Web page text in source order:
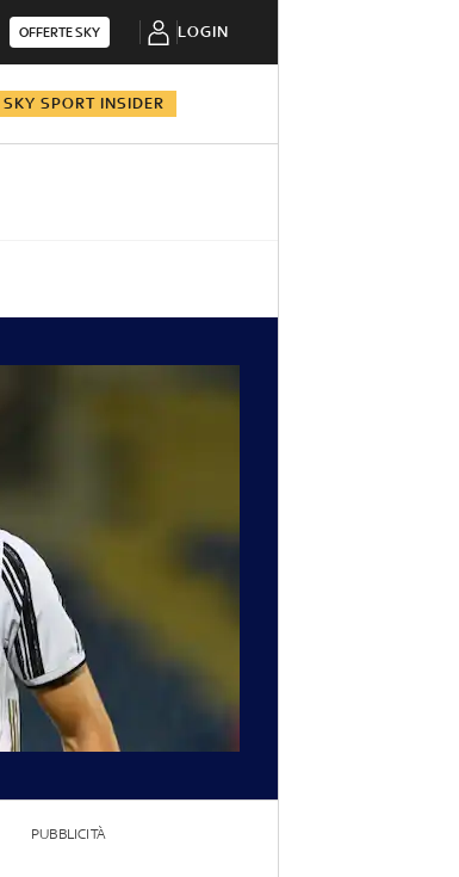
OFFERTE SKY LOGIN
SKY SPORT INSIDER
PUBBLICITÀ